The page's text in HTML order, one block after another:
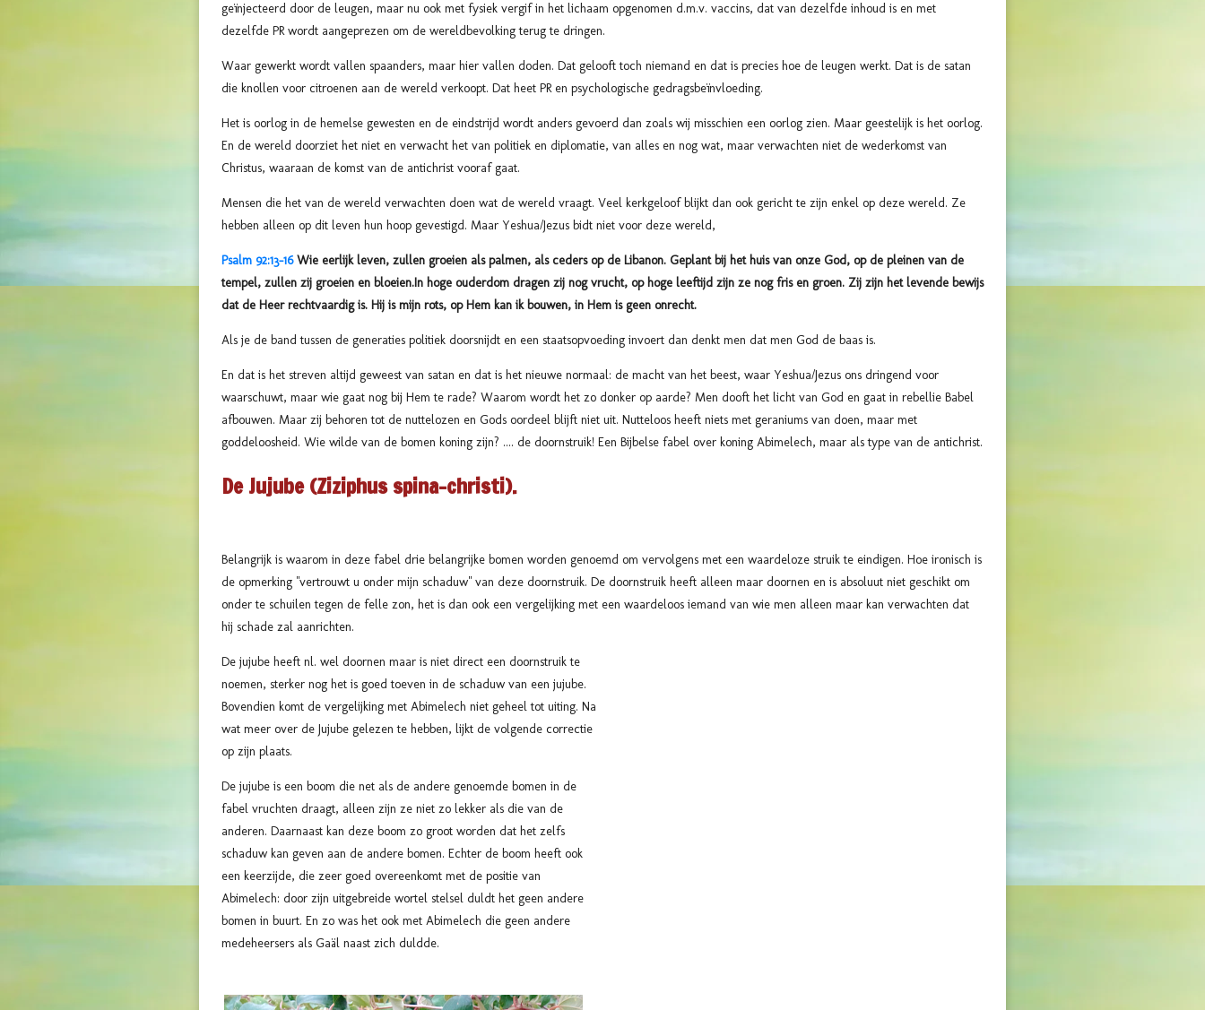
geïnjecteerd door de leugen, maar nu ook met fysiek vergif in het lichaam opgenomen d.m.v. vaccins, dat van dezelfde inhoud is en met
dezelfde PR wordt aangeprezen om de wereldbevolking terug te dringen.
Waar gewerkt wordt vallen spaanders, maar hier vallen doden. Dat gelooft toch niemand en dat is precies hoe de leugen werkt. Dat is de satan
die knollen voor citroenen aan de wereld verkoopt. Dat heet PR en psychologische gedragsbeïnvloeding.
Het is oorlog in de hemelse gewesten en de eindstrijd wordt anders gevoerd dan zoals wij misschien een oorlog zien. Maar geestelijk is het oorlog.
En de wereld doorziet het niet en verwacht het van politiek en diplomatie, van alles en nog wat, maar verwachten niet de wederkomst van
Christus, waaraan de komst van de antichrist vooraf gaat.
Mensen die het van de wereld verwachten doen wat de wereld vraagt. Veel kerkgeloof blijkt dan ook gericht te zijn enkel op deze wereld. Ze
hebben alleen op dit leven hun hoop gevestigd. Maar Yeshua/Jezus bidt niet voor deze wereld,
Psalm 92:13-16Wie eerlijk leven, zullen groeien als palmen, als ceders op de Libanon. Geplant bij het huis van onze God, op de pleinen van de
tempel, zullen zij groeien en bloeien.In hoge ouderdom dragen zij nog vrucht, op hoge leeftijd zijn ze nog fris en groen. Zij zijn het levende bewijs
dat de Heer rechtvaardig is. Hij is mijn rots, op Hem kan ik bouwen, in Hem is geen onrecht.
Als je de band tussen de generaties politiek doorsnijdt en een staatsopvoeding invoert dan denkt men dat men God de baas is.
En dat is het streven altijd geweest van satan en dat is het nieuwe normaal: de macht van het beest, waar Yeshua/Jezus ons dringend voor
waarschuwt, maar wie gaat nog bij Hem te rade? Waarom wordt het zo donker op aarde? Men dooft het licht van God en gaat in rebellie Babel
afbouwen. Maar zij behoren tot de nuttelozen en Gods oordeel blijft niet uit. Nutteloos heeft niets met geraniums van doen, maar met
goddeloosheid. Wie wilde van de bomen koning zijn? .... de doornstruik! Een Bijbelse fabel over koning Abimelech, maar als type van de antichrist.
De Jujube (Ziziphus spina-christi).
Belangrijk is waarom in deze fabel drie belangrijke bomen worden genoemd om vervolgens met een waardeloze struik te eindigen. Hoe ironisch is
de opmerking "vertrouwt u onder mijn schaduw" van deze doornstruik. De doornstruik heeft alleen maar doornen en is absoluut niet geschikt om
onder te schuilen tegen de felle zon, het is dan ook een vergelijking met een waardeloos iemand van wie men alleen maar kan verwachten dat
hij schade zal aanrichten.
De jujube heeft nl. wel doornen maar is niet direct een doornstruik te
noemen, sterker nog het is goed toeven in de schaduw van een jujube.
Bovendien komt de vergelijking met Abimelech niet geheel tot uiting. Na
wat meer over de Jujube gelezen te hebben, lijkt de volgende correctie
op zijn plaats.
De jujube is een boom die net als de andere genoemde bomen in de
fabel vruchten draagt, alleen zijn ze niet zo lekker als die van de
anderen. Daarnaast kan deze boom zo groot worden dat het zelfs
schaduw kan geven aan de andere bomen. Echter de boom heeft ook
een keerzijde, die zeer goed overeenkomt met de positie van
Abimelech: door zijn uitgebreide wortel stelsel duldt het geen andere
bomen in buurt. En zo was het ook met Abimelech die geen andere
medeheersers als Gaäl naast zich duldde.